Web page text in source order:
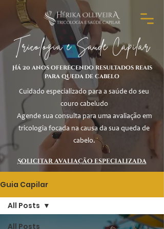
Tricologia e Saúde Capilar
Há 20 anos oferecendo resultados reais
para queda de cabelo
Cuidado especializado para a saúde do seu
couro cabeludo
Agende sua consulta para uma avaliação em
tricologia focada na causa da sua queda de
cabelo.
Solicitar avaliação especializada
Guia Capilar
All Posts
All Posts